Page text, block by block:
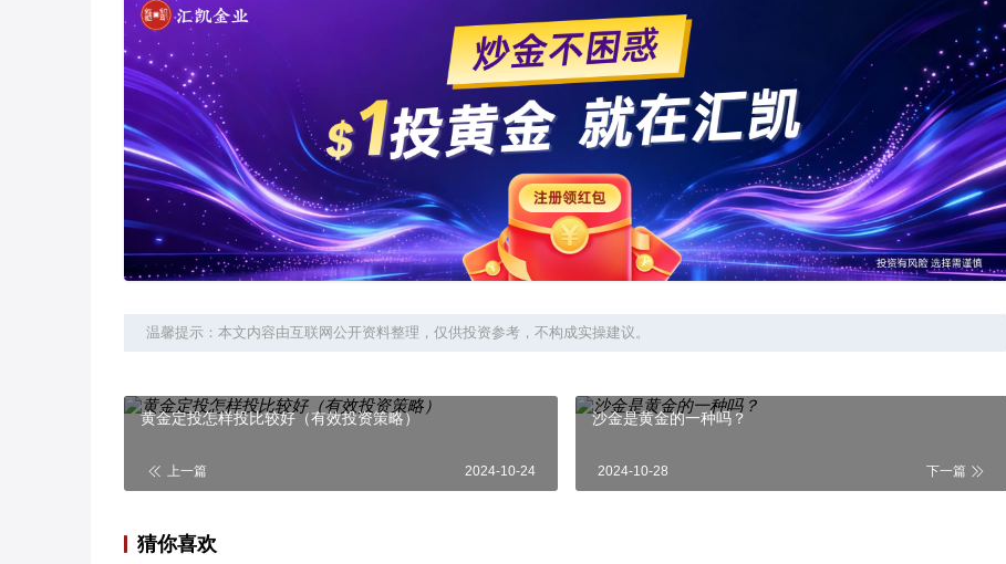
温馨提示：本文内容由互联网公开资料整理，仅供投资参考，不构成实操建议。
黄金定投怎样投比较好（有效投资策略）
上一篇 2024-10-24
沙金是黄金的一种吗？
2024-10-28 下一篇
猜你喜欢